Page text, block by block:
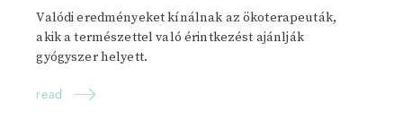
Valódi eredményeket kínálnak az ökoterapeuták,
akik a természettel való érintkezést ajánlják
gyógyszer helyett.
read